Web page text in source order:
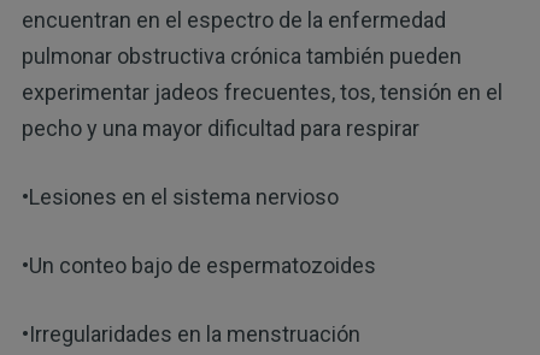
encuentran en el espectro de la enfermedad
pulmonar obstructiva crónica también pueden
experimentar jadeos frecuentes, tos, tensión en el
pecho y una mayor dificultad para respirar
•Lesiones en el sistema nervioso
•Un conteo bajo de espermatozoides
•Irregularidades en la menstruación